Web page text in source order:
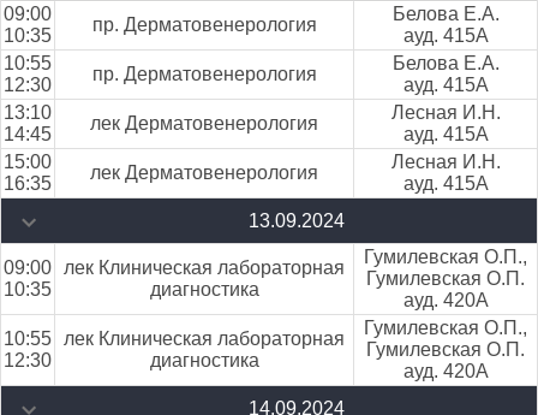
09:00
10:35
пр. Дерматовенерология
Белова Е.А.
ауд. 415А
10:55
12:30
пр. Дерматовенерология
Белова Е.А.
ауд. 415А
13:10
14:45
лек Дерматовенерология
Лесная И.Н.
ауд. 415А
15:00
16:35
лек Дерматовенерология
Лесная И.Н.
ауд. 415А
13.09.2024
09:00
10:35
лек Клиническая лабораторная
диагностика
Гумилевская О.П.,
Гумилевская О.П.
ауд. 420А
10:55
12:30
лек Клиническая лабораторная
диагностика
Гумилевская О.П.,
Гумилевская О.П.
ауд. 420А
14.09.2024